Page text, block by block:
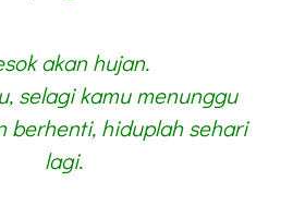
akan hujan.
selagi kamu menunggu
berhenti, hiduplah sehari
lagi.